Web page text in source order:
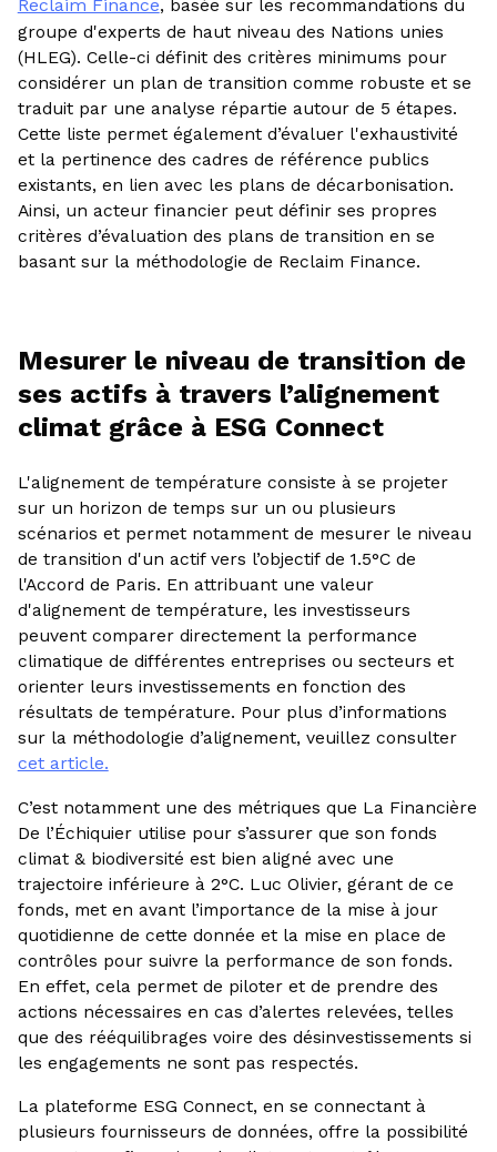
Reclaim Finance, basée sur les recommandations du
groupe d'experts de haut niveau des Nations unies
(HLEG). Celle-ci définit des critères minimums pour
considérer un plan de transition comme robuste et se
traduit par une analyse répartie autour de 5 étapes.
Cette liste permet également d’évaluer l'exhaustivité
et la pertinence des cadres de référence publics
existants, en lien avec les plans de décarbonisation.
Ainsi, un acteur financier peut définir ses propres
critères d’évaluation des plans de transition en se
basant sur la méthodologie de Reclaim Finance.
Mesurer le niveau de transition de
ses actifs à travers l’alignement
climat grâce à ESG Connect
L'alignement de température consiste à se projeter
sur un horizon de temps sur un ou plusieurs
scénarios et permet notamment de mesurer le niveau
de transition d'un actif vers l’objectif de 1.5°C de
l'Accord de Paris. En attribuant une valeur
d'alignement de température, les investisseurs
peuvent comparer directement la performance
climatique de différentes entreprises ou secteurs et
orienter leurs investissements en fonction des
résultats de température. Pour plus d’informations
sur la méthodologie d’alignement, veuillez consulter
cet article.
C’est notamment une des métriques que La Financière
De l’Échiquier utilise pour s’assurer que son fonds
climat & biodiversité est bien aligné avec une
trajectoire inférieure à 2°C. Luc Olivier, gérant de ce
fonds, met en avant l’importance de la mise à jour
quotidienne de cette donnée et la mise en place de
contrôles pour suivre la performance de son fonds.
En effet, cela permet de piloter et de prendre des
actions nécessaires en cas d’alertes relevées, telles
que des rééquilibrages voire des désinvestissements si
les engagements ne sont pas respectés.
La plateforme ESG Connect, en se connectant à
plusieurs fournisseurs de données, offre la possibilité